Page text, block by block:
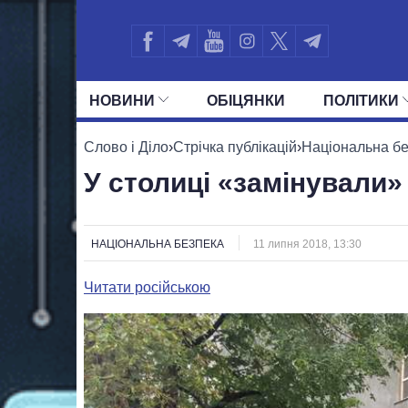
НОВИНИ ОБIЦЯНКИ ПОЛIТИКИ
УСІ ПОЛІТИКИ ПРЕЗИДЕНТ І
Слово і Діло›Стрічка публікацій›Національна
У столиці
НАЦІОНАЛЬНА БЕЗПЕКА 11 липня 2018, 13:30
Читати російською